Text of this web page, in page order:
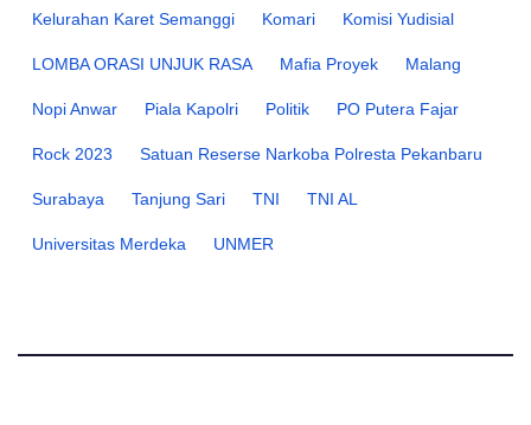
Kelurahan Karet Semanggi Komari Komisi Yudisial
LOMBA ORASI UNJUK RASA Mafia Proyek Malang
Nopi Anwar Piala Kapolri Politik PO Putera Fajar
Rock 2023 Satuan Reserse Narkoba Polresta Pekanbaru
Surabaya Tanjung Sari TNI TNI AL
Universitas Merdeka UNMER